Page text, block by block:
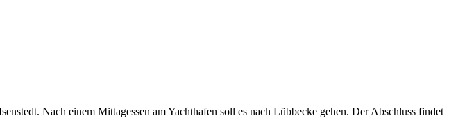
Nach einem Mittagessen am Yachthafen soll es nach Lübbecke gehen. Der Abschluss findet